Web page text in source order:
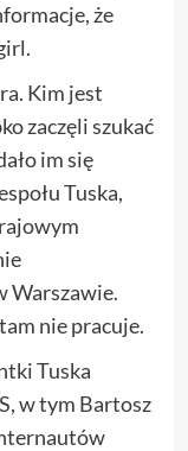
że
Kim jest
zaczęli szukać
im się
Tuska,
Warszawie.
nie pracuje.
Tuska
w tym Bartosz